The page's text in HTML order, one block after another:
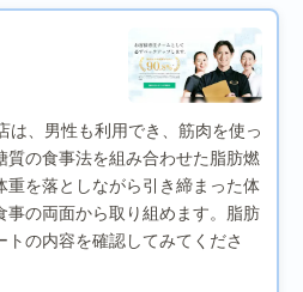
は、男性も利用でき、筋肉を使っ
質の食事法を組み合わせた脂肪燃
重を落としながら引き締まった体
事の両面から取り組めます。脂肪
の内容を確認してみてくださ